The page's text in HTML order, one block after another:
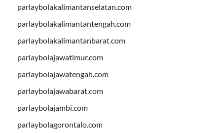
parlaybolakalimantanselatan.com
parlaybolakalimantantengah.com
parlaybolakalimantanbarat.com
parlaybolajawatimur.com
parlaybolajawatengah.com
parlaybolajawabarat.com
parlaybolajambi.com
parlaybolagorontalo.com